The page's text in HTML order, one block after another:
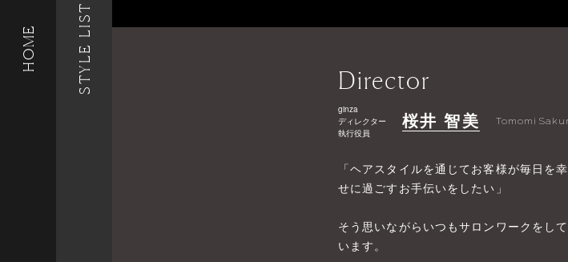
HOME STYLE LIST Director
ginza
ディレクター
執行役員
桜井 智美 Tomomi
「ヘアスタイルを通じてお客様が毎日を幸
せに過ごすお手伝いをしたい」
そう思いながらいつもサロンワークをして
います。